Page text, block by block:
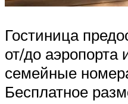
Гостиница
от/до аэропорта
семейные
Бесплатное